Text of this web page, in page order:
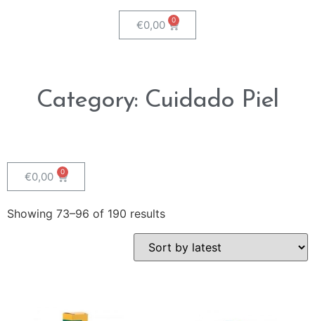
€0,00
Category: Cuidado Piel
€0,00
Showing 73–96 of 190 results